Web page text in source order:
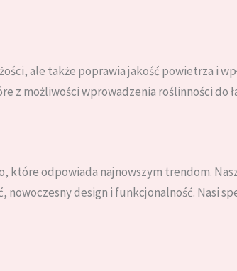
ale także poprawia jakość powietrza i
z możliwości wprowadzenia roślinności do
które odpowiada najnowszym trendom.
design i funkcjonalność. Nasi